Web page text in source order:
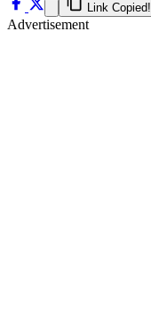
Link Copied!
Advertisement